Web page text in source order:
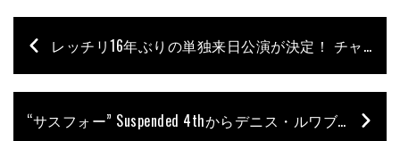
レッチリ16年ぶりの単独来日公演が決定！ チャド・スミスの豪快なサウンド&グルーヴを目撃せよ!!
“サスフォー” Suspended 4thからデニス・ルワブが脱退